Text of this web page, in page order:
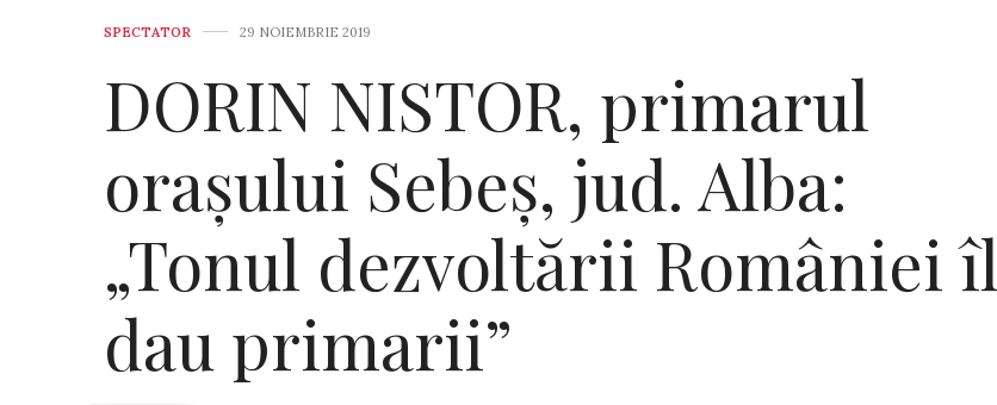
SPECTATOR 29 NOIEMBRIE 2019
DORIN NISTOR, primarul
orașului Sebeș, jud. Alba:
„Tonul dezvoltării României îl
dau primarii”